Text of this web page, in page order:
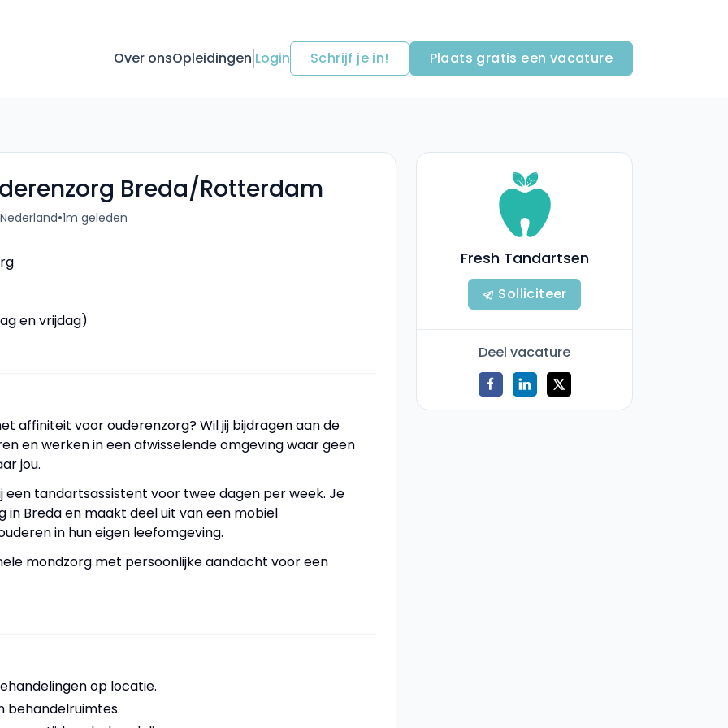
Over onsOpleidingen Login Schrijf je in! Plaats gratis een vacature
Breda/Rotterdam
•1m geleden
en vrijdag)
affiniteit voor ouderenzorg? Wil jij bijdragen aan de
en werken in een afwisselende omgeving waar geen
jou.
een tandartsassistent voor twee dagen per week. Je
Breda en maakt deel uit van een mobiel
in hun eigen leefomgeving.
mondzorg met persoonlijke aandacht voor een
op locatie.
behandelruimtes.
Fresh Tandartsen
Solliciteer
Deel vacature